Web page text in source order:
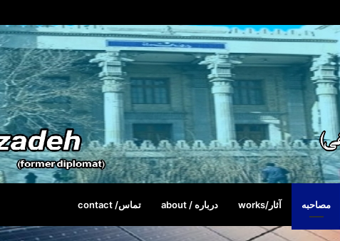
مصاحبه آثار/works درباره / about تماس/ contact